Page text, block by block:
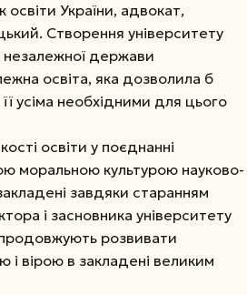
України, адвокат,
Створення університету
держави
освіта, яка дозволила б
усіма необхідними для цього
освіти у поєднанні
моральною культурою науково-
завдяки старанням
і засновника університету
продовжують розвивати
вірою в закладені великим